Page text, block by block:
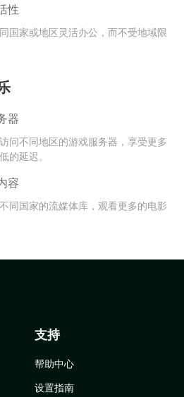
性
国家或地区灵活办公，而不受地域限
器
问不同地区的游戏服务器，享受更多
的延迟。
容
同国家的流媒体库，观看更多的电影
支持
帮助中心
设置指南